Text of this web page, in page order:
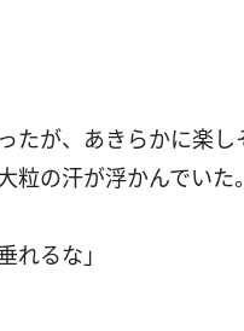
たが、あきらかに楽し
粒の汗が浮かんでいた。
れるな」